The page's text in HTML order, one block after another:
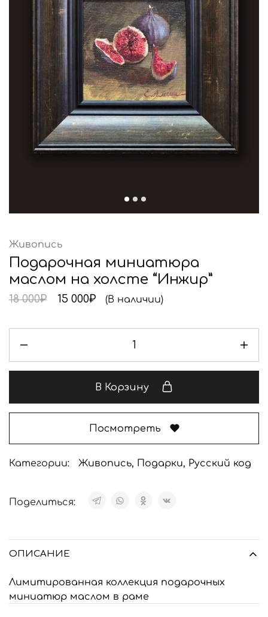
Живопись
Подарочная миниатюра
маслом на холсте “Инжир”
18 000₽ 15 000₽ (В наличии)
В Корзину
Посмотреть
Категории: Живопись, Подарки, Русский код
Поделиться:
ОПИСАНИЕ
Лимитированная коллекция подарочных
миниатюр маслом в раме